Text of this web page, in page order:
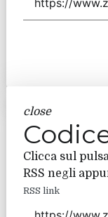
close
Clicca sul
RSS negli
RSS link